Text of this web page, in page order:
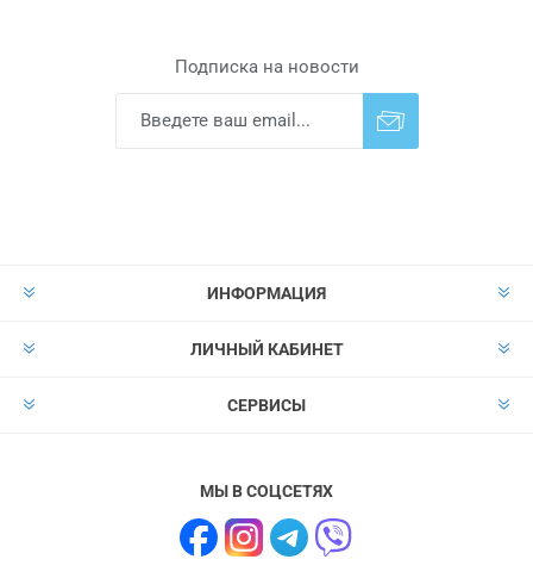
Подписка на новости
ИНФОРМАЦИЯ
ЛИЧНЫЙ КАБИНЕТ
СЕРВИСЫ
МЫ В СОЦСЕТЯХ